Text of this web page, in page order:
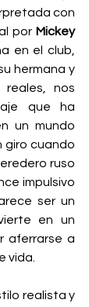
con
por Mickey
en el club,
hermana y
nos
que ha
un mundo
giro cuando
ruso
impulsivo
ser un
en un
aferrarse a
vida.
realista y